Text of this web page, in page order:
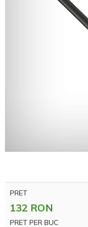
PRET
132 RON
PRET PER BUC